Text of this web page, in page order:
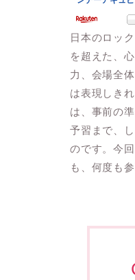
日本のロッ
を超えた、
力、会場全
は表現しき
は、事前の
予習まで、
のです。今
も、何度も